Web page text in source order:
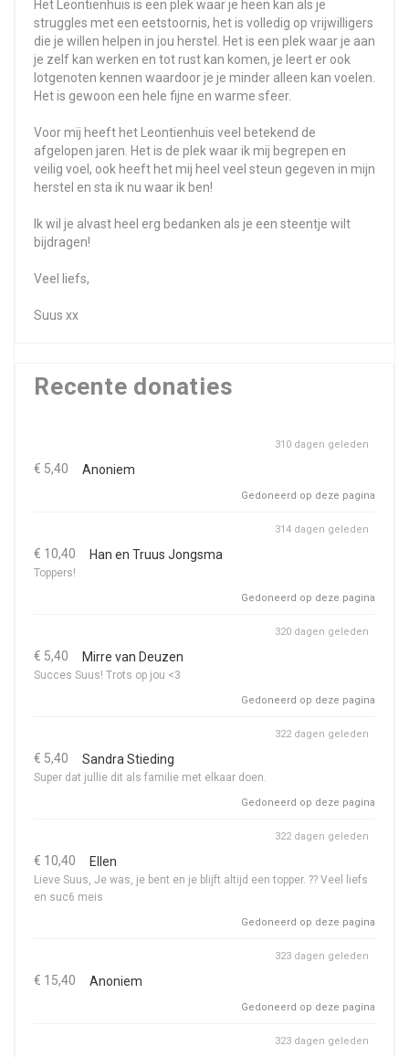
Het Leontienhuis is een plek waar je heen kan als je
struggles met een eetstoornis, het is volledig op vrijwilligers
die je willen helpen in jou herstel. Het is een plek waar je aan
je zelf kan werken en tot rust kan komen, je leert er ook
lotgenoten kennen waardoor je je minder alleen kan voelen.
Het is gewoon een hele fijne en warme sfeer.
Voor mij heeft het Leontienhuis veel betekend de
afgelopen jaren. Het is de plek waar ik mij begrepen en
veilig voel, ook heeft het mij heel veel steun gegeven in mijn
herstel en sta ik nu waar ik ben!
Ik wil je alvast heel erg bedanken als je een steentje wilt
bijdragen!
Veel liefs,
Suus xx
Recente donaties
€ 5,40 Anoniem
310 dagen geleden
Gedoneerd op deze pagina
€ 10,40 Han en Truus Jongsma
Toppers!
314 dagen geleden
Gedoneerd op deze pagina
€ 5,40 Mirre van Deuzen
Succes Suus! Trots op jou <3
320 dagen geleden
Gedoneerd op deze pagina
€ 5,40 Sandra Stieding
Super dat jullie dit als familie met elkaar doen.
322 dagen geleden
Gedoneerd op deze pagina
€ 10,40 Ellen
Lieve Suus, Je was, je bent en je blijft altijd een topper. ?? Veel liefs
en suc6 meis
322 dagen geleden
Gedoneerd op deze pagina
€ 15,40 Anoniem
323 dagen geleden
Gedoneerd op deze pagina
323 dagen geleden